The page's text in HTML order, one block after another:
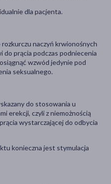
dla pacjenta.
naczyń krwionośnych
do prącia podczas podniecenia
wzwód jedynie pod
seksualnego.
do stosowania u
erekcji, czyli z niemożnością
wystarczającej do odbycia
konieczna jest stymulacja